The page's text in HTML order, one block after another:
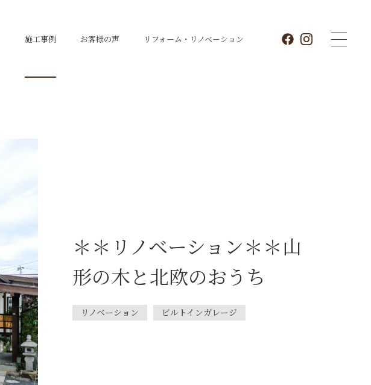
施工事例 お客様の声 リフォーム・ リノベーション
＊＊リノベーション＊＊山
形の木と北欧のおうち
リノベーション ビルトインガレージ